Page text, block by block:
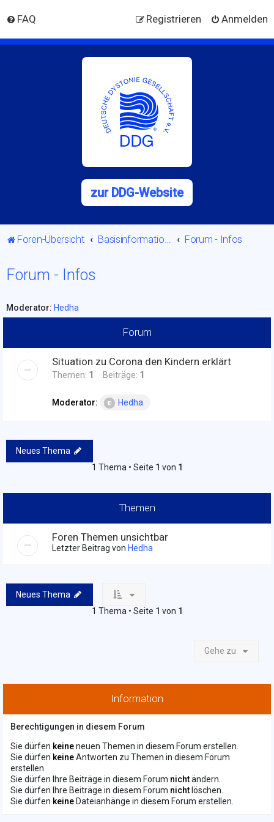
FAQ Anmelden
Registrieren
zur DDG-Website
Foren-Übersicht Basisinformationen Forum - Infos
Forum - Infos
Moderator: Hedha
Forum
Situation zu Corona den Kindern erklärt
Themen: 1 Beiträge: 1
Moderator: Hedha
Neues Thema
1 Thema • Seite 1 von 1
Themen
Foren Themen unsichtbar
Letzter Beitrag von Hedha
Neues Thema
1 Thema • Seite 1 von 1
Gehe zu
Information
Berechtigungen in diesem Forum
Sie dürfen keineneuen Themen in diesem Forum erstellen.
Sie dürfen keineAntworten zu Themen in diesem Forum
erstellen.
Sie dürfen Ihre Beiträge in diesem Forum nichtändern.
Sie dürfen Ihre Beiträge in diesem Forum nicht löschen.
Sie dürfen keine Dateianhänge in diesem Forum erstellen.